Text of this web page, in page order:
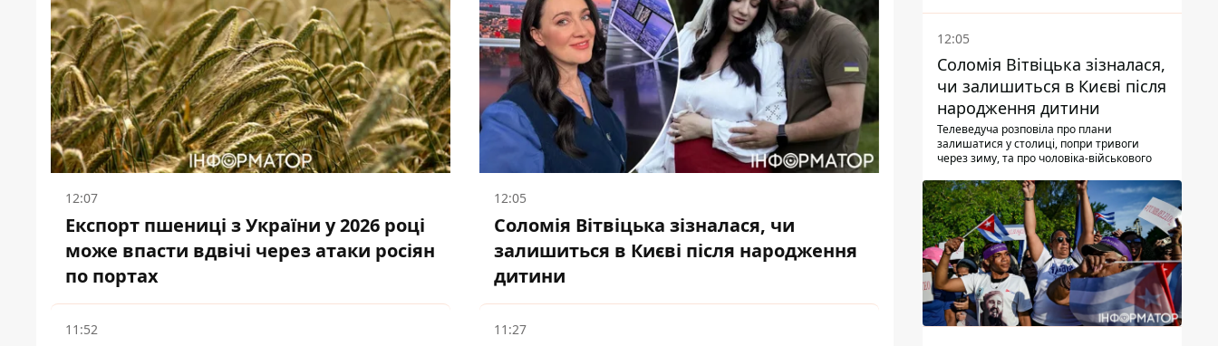
12:07
Експорт пшениці з України у 2026 році
може впасти вдвічі через атаки росіян
по портах
12:05
Соломія Вітвіцька зізналася, чи
залишиться в Києві після народження
дитини
11:52 11:27
12:05
Соломія Вітвіцька зізналася,
чи залишиться в Києві після
народження дитини
Телеведуча розповіла про плани
залишатися у столиці, попри тривоги
через зиму, та про чоловіка-військового